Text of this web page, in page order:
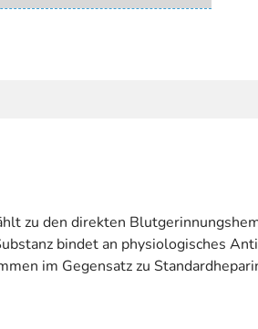
zu den direkten
bindet an physiologisches
im Gegensatz zu